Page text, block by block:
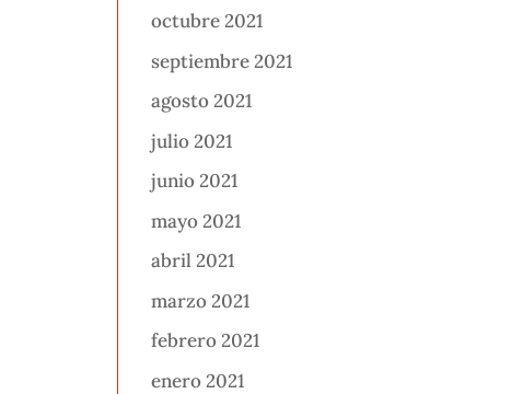
octubre 2021
septiembre 2021
agosto 2021
julio 2021
junio 2021
mayo 2021
abril 2021
marzo 2021
febrero 2021
enero 2021